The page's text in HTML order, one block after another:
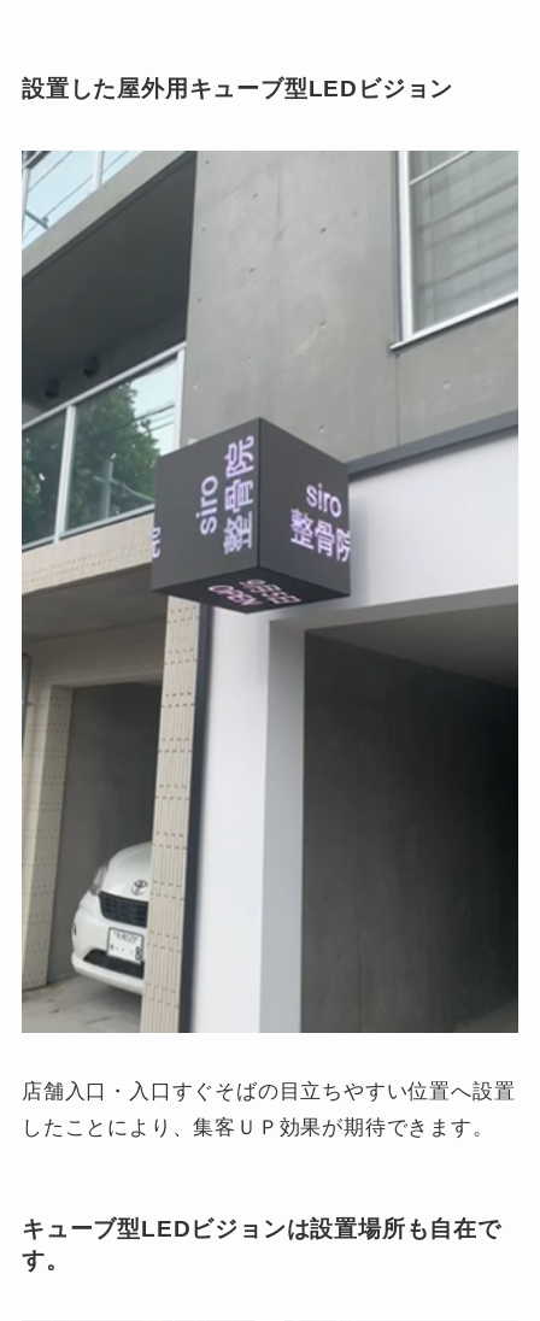
設置した屋外用キューブ型LEDビジョン
店舗入口・入口すぐそばの目立ちやすい位置へ設置
したことにより、集客ＵＰ効果が期待できます。
キューブ型LEDビジョンは設置場所も自在で
す。